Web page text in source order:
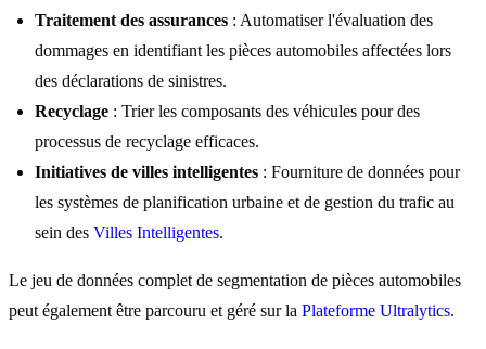
Traitement des assurances : Automatiser l'évaluation des
dommages en identifiant les pièces automobiles affectées lors
des déclarations de sinistres.
Recyclage : Trier les composants des véhicules pour des
processus de recyclage efficaces.
Initiatives de villes intelligentes : Fourniture de données pour
les systèmes de planification urbaine et de gestion du trafic au
sein des Villes Intelligentes.
Le jeu de données complet de segmentation de pièces automobiles
peut également être parcouru et géré sur la Plateforme Ultralytics.